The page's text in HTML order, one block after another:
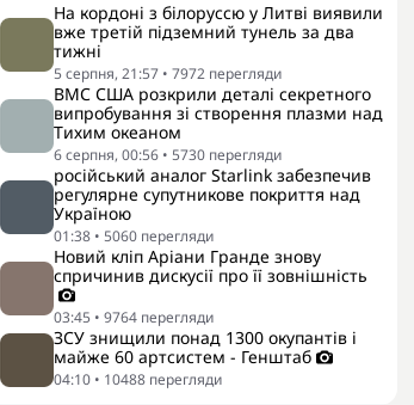
На кордоні з білоруссю у Литві виявили
вже третій підземний тунель за два
тижні
5 серпня, 21:57 • 7972 перегляди
ВМС США розкрили деталі секретного
випробування зі створення плазми над
Тихим океаном
6 серпня, 00:56 • 5730 перегляди
російський аналог Starlink забезпечив
регулярне супутникове покриття над
Україною
01:38 • 5060 перегляди
Новий кліп Аріани Гранде знову
спричинив дискусії про її зовнішність
03:45 • 9764 перегляди
ЗСУ знищили понад 1300 окупантів і
майже 60 артсистем - Генштаб
04:10 • 10488 перегляди